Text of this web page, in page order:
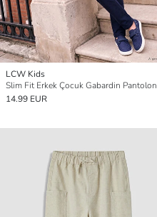
LCW Kids
Slim Fit Erkek Çocuk Gabardin Pantolon
14.99 EUR